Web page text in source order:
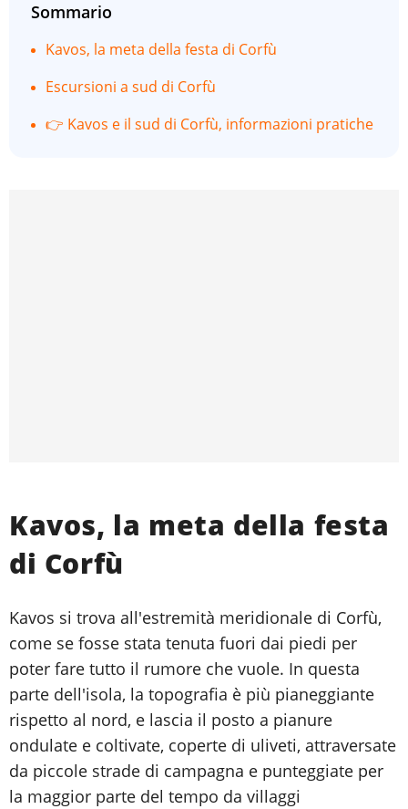
Sommario
Kavos, la meta della festa di Corfù
Escursioni a sud di Corfù
👉 Kavos e il sud di Corfù, informazioni pratiche
Kavos, la meta della festa
di Corfù
Kavos si trova all'estremità meridionale di Corfù,
come se fosse stata tenuta fuori dai piedi per
poter fare tutto il rumore che vuole. In questa
parte dell'isola, la topografia è più pianeggiante
rispetto al nord, e lascia il posto a pianure
ondulate e coltivate, coperte di uliveti, attraversate
da piccole strade di campagna e punteggiate per
la maggior parte del tempo da villaggi